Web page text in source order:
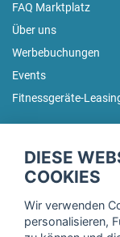
FAQ Marktplatz
Über uns
Werbebuchungen
Events
Fitnessgeräte-
Trage dich hier für
DIESE
COOKIES
Wir verwenden
personalisieren,